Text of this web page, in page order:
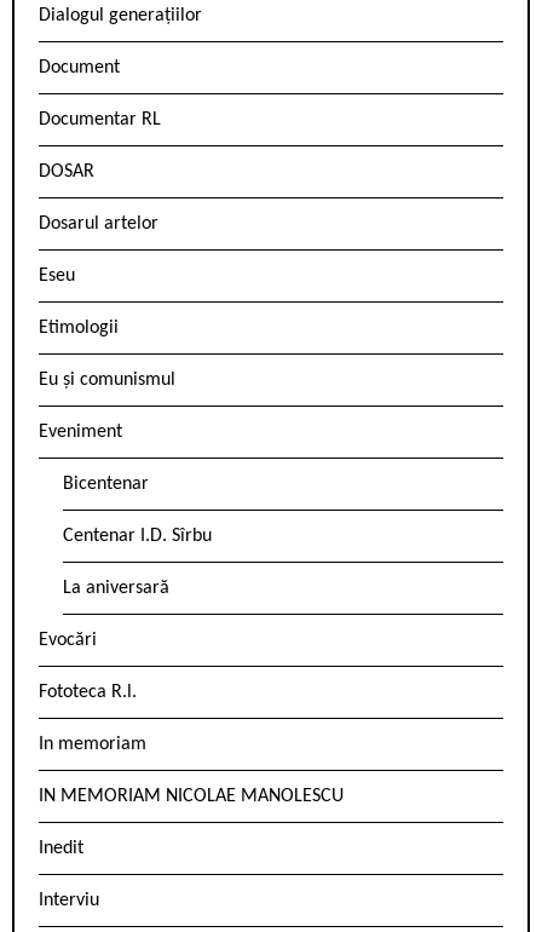
Dialogul generațiilor
Document
Documentar RL
DOSAR
Dosarul artelor
Eseu
Etimologii
Eu și comunismul
Eveniment
Bicentenar
Centenar I.D. Sîrbu
La aniversară
Evocări
Fototeca R.l.
In memoriam
IN MEMORIAM NICOLAE MANOLESCU
Inedit
Interviu